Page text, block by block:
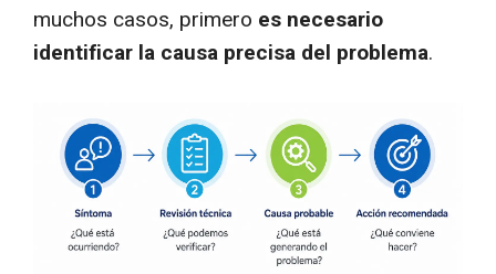
muchos casos, primero es necesario
identificar la causa precisa del problema.